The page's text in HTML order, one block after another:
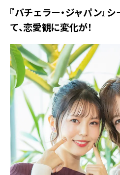
『バチェラー・ジャパン』
て、恋愛観に変化が！